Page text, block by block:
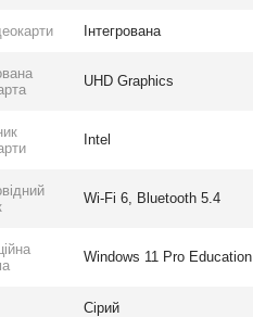
Інтегрована
UHD Graphics
Intel
Wi-Fi 6, Bluetooth 5.4
Windows 11 Pro Education
Сірий